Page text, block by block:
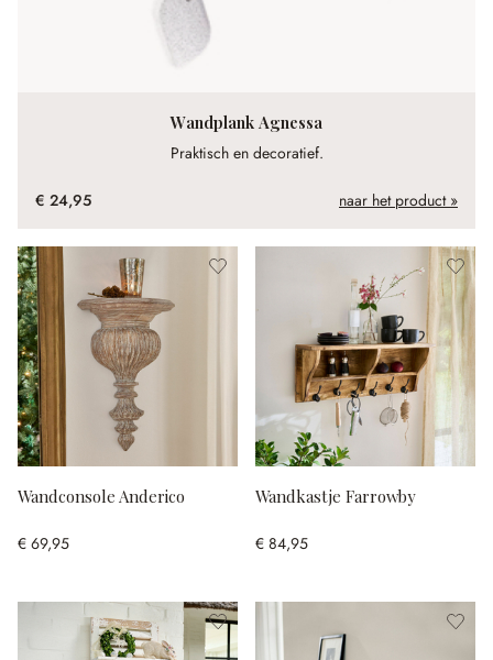
Wandplank Agnessa
Praktisch en decoratief.
€ 24,95 naar het product »
Wandconsole Anderico
€ 69,95
Wandkastje Farrowby
€ 84,95